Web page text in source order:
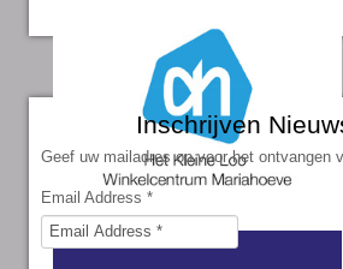
Inschrijven
Geef uw mailadres op voor het ontvangen
Email Address *